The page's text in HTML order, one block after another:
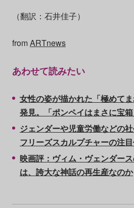
（翻訳：石井佳子）
fromARTnews
あわせて読みたい
女性の姿が描かれた「極めて
発見。「ポンペイはまさに宝箱
ジェンダーや児童労働などの
フリーズスカルプチャーの注
映画評：ヴィム・ヴェンダー
は、誇大な神話の再生産なのか